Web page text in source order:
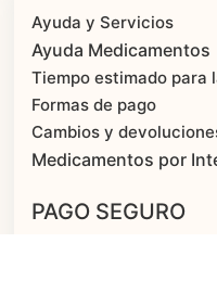
Ayuda y Servicios
Ayuda Medicamentos
Tiempo estimado para
Formas de pago
Cambios y
Medicamentos por
PAGO SEGURO